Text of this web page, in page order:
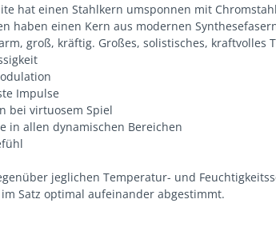
hat einen Stahlkern umsponnen mit
haben einen Kern aus modernen
groß, kräftig. Großes, solistisches, kraftvolles
Impulse
bei virtuosem Spiel
in allen dynamischen Bereichen
jeglichen Temperatur- und
Satz optimal aufeinander abgestimmt.